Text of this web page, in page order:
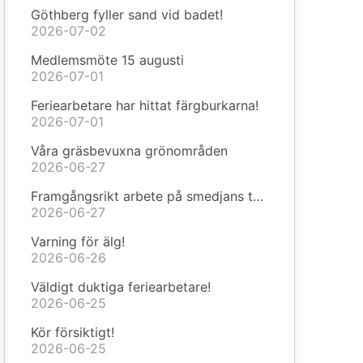
Göthberg fyller sand vid badet!
2026-07-02
Medlemsmöte 15 augusti
2026-07-01
Feriearbetare har hittat färgburkarna!
2026-07-01
Våra gräsbevuxna grönområden
2026-06-27
Framgångsrikt arbete på smedjans tak!
2026-06-27
Varning för älg!
2026-06-26
Väldigt duktiga feriearbetare!
2026-06-25
Kör försiktigt!
2026-06-25